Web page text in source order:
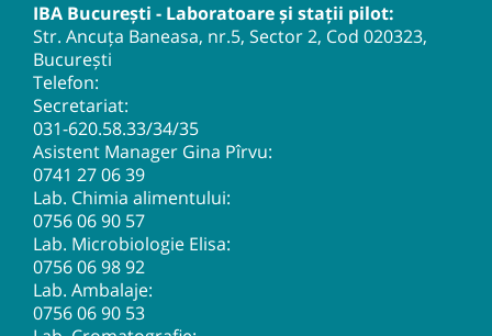
IBA București - Laboratoare și stații pilot:
Str. Ancuța Baneasa, nr.5, Sector 2, Cod 020323,
București
Telefon:
Secretariat:
031-620.58.33/34/35
Asistent Manager Gina Pîrvu:
0741 27 06 39
Lab. Chimia alimentului:
0756 06 90 57
Lab. Microbiologie Elisa:
0756 06 98 92
Lab. Ambalaje:
0756 06 90 53